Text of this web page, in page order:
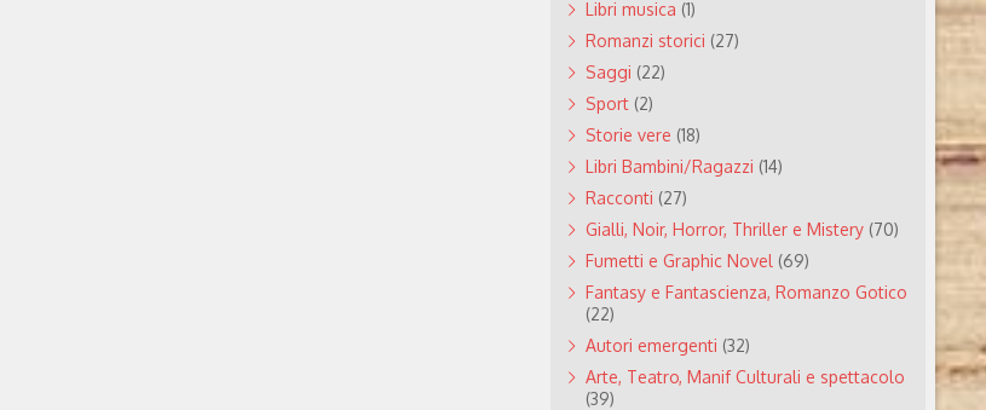
Libri musica (1)
Romanzi storici (27)
Saggi (22)
Sport(2)
Storie vere (18)
Libri Bambini/Ragazzi (14)
Racconti (27)
Gialli, Noir, Horror, Thriller e Mistery(70)
Fumetti e Graphic Novel (69)
Fantasy e Fantascienza, Romanzo Gotico
(22)
Autori emergenti (32)
Arte, Teatro, Manif Culturali e spettacolo
(39)